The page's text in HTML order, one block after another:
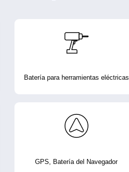
Batería para herramientas eléctricas
GPS, Batería del Navegador